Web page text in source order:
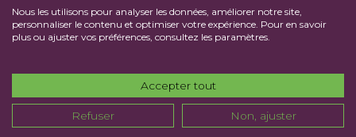
Portabilité
Ce projet a été financé par l'État dans le cadre de France 2030
Nous les utilisons pour analyser les données, améliorer notre site,
personnaliser le contenu et optimiser votre expérience. Pour en savoir
plus ou ajuster vos préférences, consultez les paramètres.
Accepter tout
Refuser Non, ajuster